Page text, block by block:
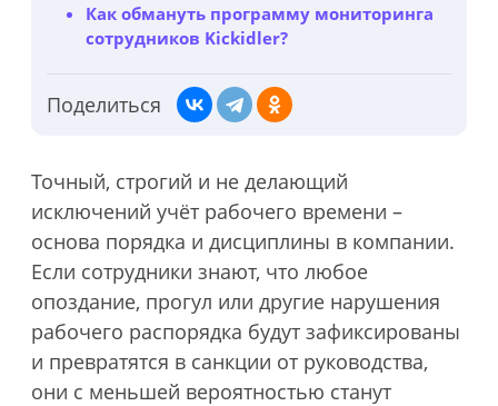
Точный, строгий и не делающий
исключений учёт рабочего времени –
основа порядка и дисциплины в компании.
Если сотрудники знают, что любое
опоздание, прогул или другие нарушения
рабочего распорядка будут зафиксированы
и превратятся в санкции от руководства,
они с меньшей вероятностью станут
Как обмануть программу мониторинга
сотрудников Kickidler?
Поделиться